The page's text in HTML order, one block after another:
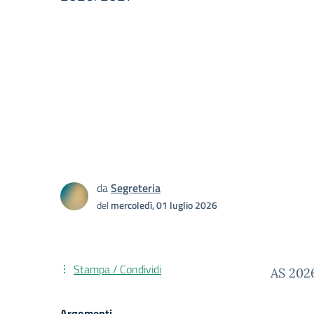
daSegreteria
delmercoledì, 01 luglio 2026
AS
Stampa / Condividi